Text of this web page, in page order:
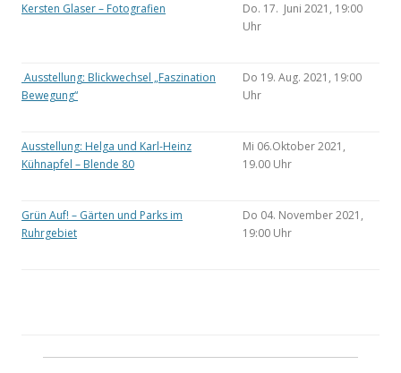
Kersten Glaser – Fotografien
Do. 17. Juni 2021, 19:00
Uhr
Ausstellung: Blickwechsel „Faszination
Bewegung“
Do 19. Aug. 2021, 19:00
Uhr
Ausstellung: Helga und Karl-Heinz
Kühnapfel – Blende 80
Mi 06.Oktober 2021,
19.00 Uhr
Grün Auf! – Gärten und Parks im
Ruhrgebiet
Do 04. November 2021,
19:00 Uhr